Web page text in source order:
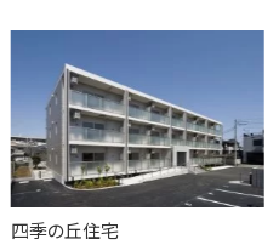
四季の丘住宅